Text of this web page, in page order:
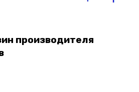
производителя